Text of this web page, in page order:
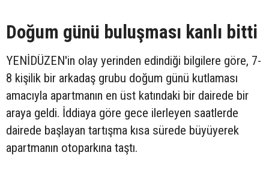
Doğum günü buluşması kanlı bitti
YENİDÜZEN'in olay yerinden edindiği bilgilere göre, 7-
8 kişilik bir arkadaş grubu doğum günü kutlaması
amacıyla apartmanın en üst katındaki bir dairede bir
araya geldi. İddiaya göre gece ilerleyen saatlerde
dairede başlayan tartışma kısa sürede büyüyerek
apartmanın otoparkına taştı.